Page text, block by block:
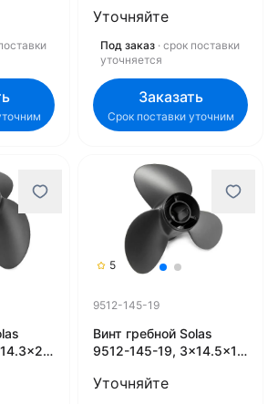
Уточняйте
Под заказ · срок поставки
уточняется
Заказать
Срок поставки уточним
5
9512-145-19
Винт гребной Solas
9512-145-19, 3x14.5x19
Уточняйте